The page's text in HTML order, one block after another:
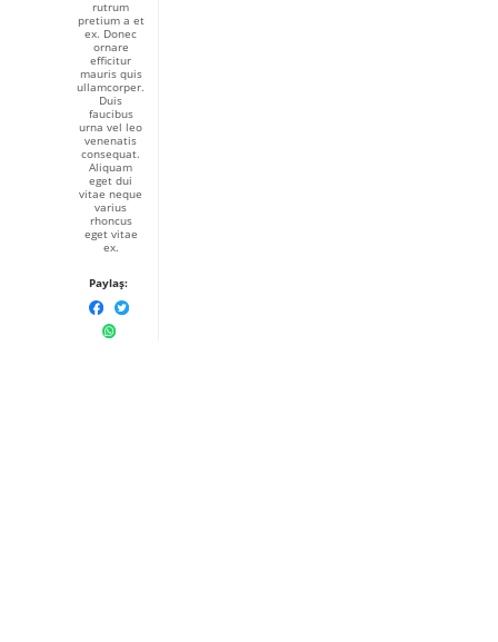
rutrum
pretium a et
ex. Donec
ornare
efficitur
mauris quis
ullamcorper.
Duis
faucibus
urna vel leo
venenatis
consequat.
Aliquam
eget dui
vitae neque
varius
rhoncus
eget vitae
ex.
Paylaş: